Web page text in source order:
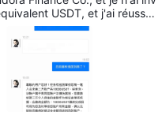
USDT, et j'ai réussi
investi 10 000 USDT
persuader d'investir plus de
reçu Après un tel réponse, je
au bout de quelques jo
et même l'URL de la plate
une arnaque ! ! !